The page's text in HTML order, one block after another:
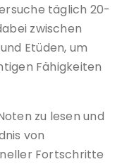
täglich 20-
zwischen
Etüden, um
Fähigkeiten
zu lesen und
von
Fortschritte